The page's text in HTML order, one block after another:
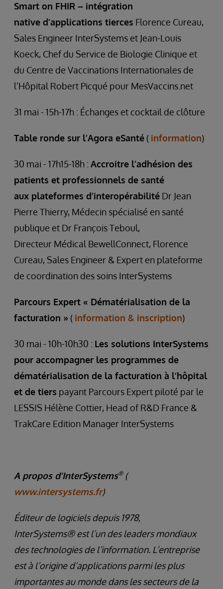
Smart on FHIR – intégration
native d’applications tierces Florence Cureau,
Sales Engineer InterSystems et Jean-Louis
Koeck, Chef du Service de Biologie Clinique et
du Centre de Vaccinations Internationales de
l’Hôpital Robert Picqué pour MesVaccins.net
31 mai - 15h-17h : Échanges et cocktail de clôture
Table ronde sur l’Agora eSanté ( information)
30 mai - 17h15-18h : Accroitre l’adhésion des
patients et professionnels de santé
aux plateformes d’interopérabilité Dr Jean
Pierre Thierry, Médecin spécialisé en santé
publique et Dr François Teboul,
Directeur Médical BewellConnect, Florence
Cureau, Sales Engineer & Expert en plateforme
de coordination des soins InterSystems
Parcours Expert « Dématérialisation de la
facturation » ( information & inscription)
30 mai - 10h-10h30 : Les solutions InterSystems
pour accompagner les programmes de
dématérialisation de la facturation à l’hôpital
et de tiers payant Parcours Expert piloté par le
LESSIS Hélène Cottier, Head of R&D France &
TrakCare Edition Manager InterSystems
A propos d’InterSystems®(
www.intersystems.fr)
Éditeur de logiciels depuis 1978,
InterSystems® est l’un des leaders mondiaux
des technologies de l’information. L’entreprise
est à l’origine d’applications parmi les plus
importantes au monde dans les secteurs de la